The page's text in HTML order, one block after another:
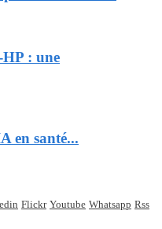
HP : une
en santé...
Flickr Youtube Whatsapp Rss